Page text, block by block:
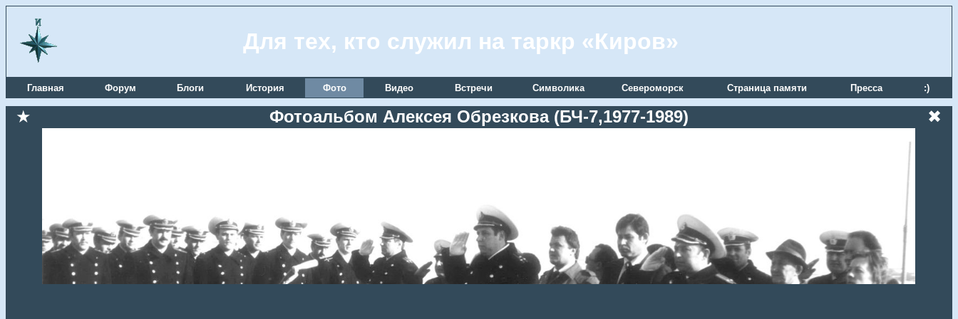
Для тех, кто служил на таркр «Киров»
Главная Форум Блоги История Фото Видео Встречи Символика Североморск Страница памяти Пресса :)
★ Фотоальбом Алексея Обрезкова (БЧ-7,1977-1989) ✖